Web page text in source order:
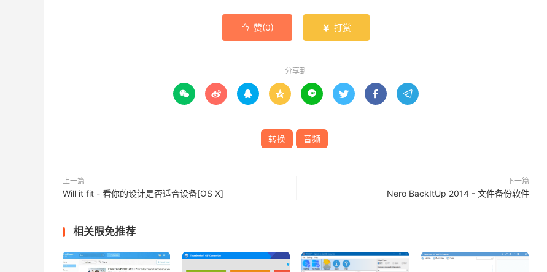
 赞(0)  打赏
分享到
       
转换 音频
上一篇
Will it fit - 看你的设计是否适合设备[OS X]
下一篇
Nero BackItUp 2014 - 文件备份软件
相关限免推荐